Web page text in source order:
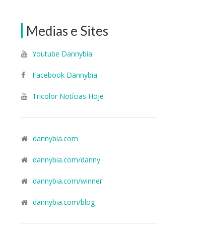
Medias e Sites
Youtube Dannybia
Facebook Dannybia
Tricolor Notícias Hoje
dannybia.com
dannybia.com/danny
dannybia.com/winner
dannybia.com/blog